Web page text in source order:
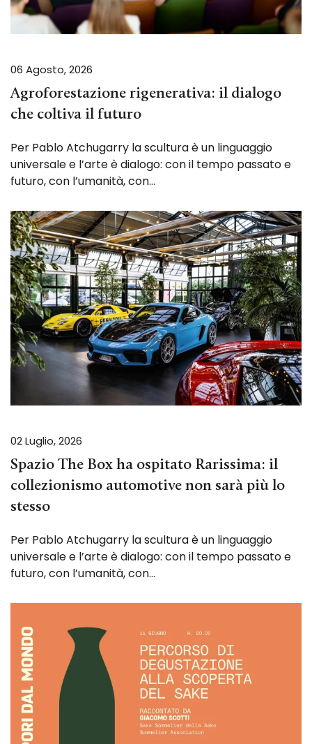
06 Agosto, 2026
Agroforestazione rigenerativa: il dialogo
che coltiva il futuro
Per Pablo Atchugarry la scultura è un linguaggio
universale e l’arte è dialogo: con il tempo passato e
futuro, con l’umanità, con…
02 Luglio, 2026
Spazio The Box ha ospitato Rarissima: il
collezionismo automotive non sarà più lo
stesso
Per Pablo Atchugarry la scultura è un linguaggio
universale e l’arte è dialogo: con il tempo passato e
futuro, con l’umanità, con…